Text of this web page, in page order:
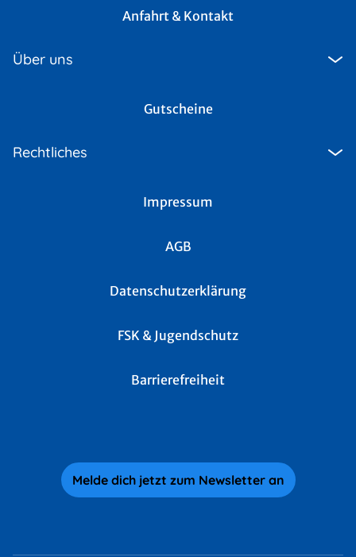
Anfahrt & Kontakt
Über uns
Gutscheine
Rechtliches
Impressum
AGB
Datenschutzerklärung
FSK & Jugendschutz
Barrierefreiheit
Melde dich jetzt zum Newsletter an